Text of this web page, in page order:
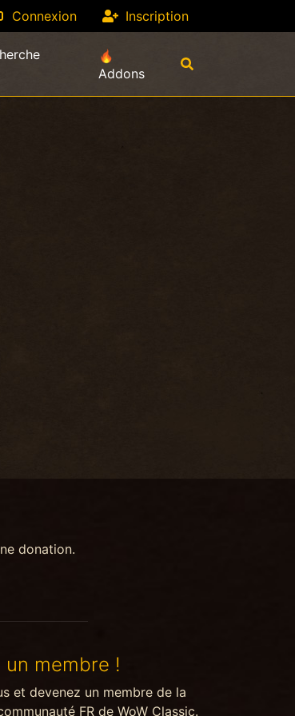
Connexion Inscription
Addons
donation.
un membre !
et devenez un membre de la
FR de WoW Classic.